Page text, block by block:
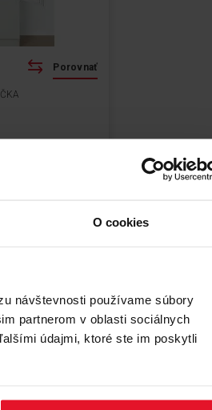
O cookies
návštevnosti používame súbory
partnerom v oblasti sociálnych
údajmi, ktoré ste im poskytli
produkt
Porovnať